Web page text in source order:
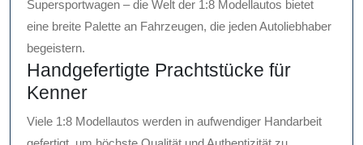
Supersportwagen – die Welt der 1:8 Modellautos bietet
eine breite Palette an Fahrzeugen, die jeden Autoliebhaber
begeistern.
Handgefertigte Prachtstücke für
Kenner
Viele 1:8 Modellautos werden in aufwendiger Handarbeit